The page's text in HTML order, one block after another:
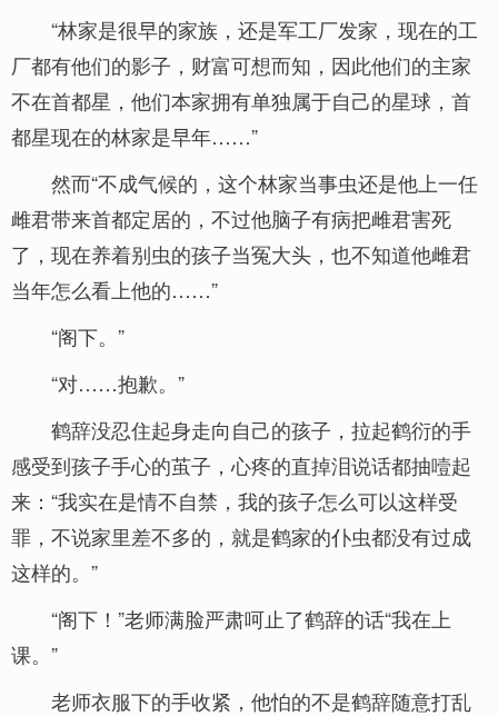
“林家是很早的家族，还是军工厂发家，现在的工
厂都有他们的影子，财富可想而知，因此他们的主家
不在首都星，他们本家拥有单独属于自己的星球，首
都星现在的林家是早年……”
然而“不成气候的，这个林家当事虫还是他上一任
雌君带来首都定居的，不过他脑子有病把雌君害死
了，现在养着别虫的孩子当冤大头，也不知道他雌君
当年怎么看上他的……”
“阁下。”
“对……抱歉。”
鹤辞没忍住起身走向自己的孩子，拉起鹤衍的手
感受到孩子手心的茧子，心疼的直掉泪说话都抽噎起
来：“我实在是情不自禁，我的孩子怎么可以这样受
罪，不说家里差不多的，就是鹤家的仆虫都没有过成
这样的。”
“阁下！”老师满脸严肃呵止了鹤辞的话“我在上
课。”
老师衣服下的手收紧，他怕的不是鹤辞随意打乱